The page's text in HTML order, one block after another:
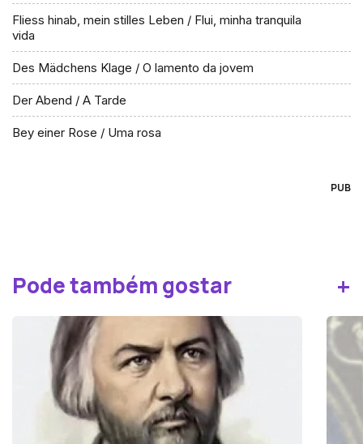
Fliess hinab, mein stilles Leben / Flui, minha tranquila
vida
Des Mädchens Klage / O lamento da jovem
Der Abend / A Tarde
Bey einer Rose / Uma rosa
PUB
Pode também gostar +